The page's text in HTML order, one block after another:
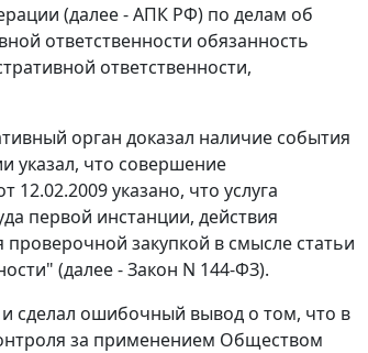
(далее - АПК РФ) по делам об
ответственности обязанность
ответственности,
орган доказал наличие события
указал, что совершение
указано, что услуга
первой инстанции, действия
проверочной закупкой в смысле статьи
(далее - Закон N 144-ФЗ).
сделал ошибочный вывод о том, что в
за применением Обществом